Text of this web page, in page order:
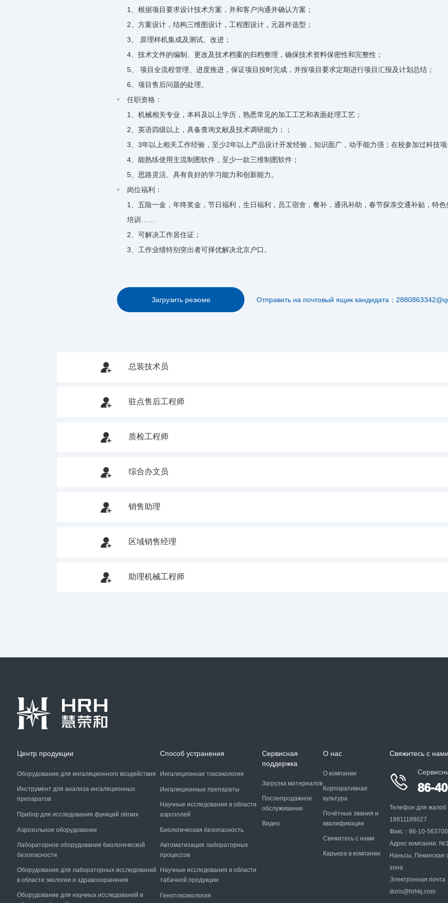
1、根据项目要求设计技术方案，并和客户沟通并确认方案；
2、方案设计，结构三维图设计，工程图设计，元器件选型；
3、 原理样机集成及测试、改进；
4、技术文件的编制、更改及技术档案的归档整理，确保技术资料保密性和完整性；
5、 项目全流程管理、进度推进，保证项目按时完成，并按项目要求定期进行项目汇报及计划总结；
6、项目售后问题的处理。
任职资格：
1、机械相关专业，本科及以上学历，熟悉常见的加工工艺和表面处理工艺；
2、英语四级以上，具备查询文献及技术调研能力；；
3、3年以上相关工作经验，至少2年以上产品设计开发经验，知识面广，动手能力强；在校参加过科技项
4、能熟练使用主流制图软件，至少一款三维制图软件；
5、思路灵活、具有良好的学习能力和创新能力。
岗位福利：
1、五险一金，年终奖金，节日福利，生日福利，员工宿舍，餐补，通讯补助，春节探亲交通补贴，特
培训……
2、可解决工作居住证；
3、工作业绩特别突出者可择优解决北京户口。
Загрузить резюме Отправить на почтовый ящик кандидата：
 总装技术员
 驻点售后工程师
 质检工程师
 综合办文员
 销售助理
 区域销售经理
 助理机械工程师
Центр продукции
Оборудование для ингаляционного воздействия
Инструмент для анализа ингаляционных
препаратов
Прибор для исследования функций лёгких
Аэрозольное оборудование
Лабораторное оборудование биологической
безопасности
Оборудование для лабораторных исследований
в области экологии и здравоохранения
Оборудование для научных исследований в
Способ устранения
Ингаляционная токсикология
Ингаляционные препараты
Научные исследования в области
аэрозолей
Биологическая безопасность
Автоматизация лабораторных
процессов
Научные исследования в области
табачной продукции
Генотоксикология
Сервисная
поддержка
Загрузка материалов
Послепродажное
обслуживание
Видео
О нас
О компании
Корпоративная
культура
Почётные звания и
квалификации
Свяжитесь с нами
Карьера в компании
Свяжитесь с нами
 86-
Телефон для жалоб
18811189027
Факс：86-10-
Адрес компании:
Наньсы, Пекинская
зона
Электронная почта
doris@hrhkj.com